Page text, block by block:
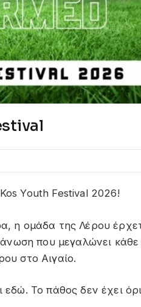
Youth Festival 2026!
η ομάδα της Λέρου
που μεγαλώνει
στο Αιγαίο.
εδώ. Το πάθος δεν έχει